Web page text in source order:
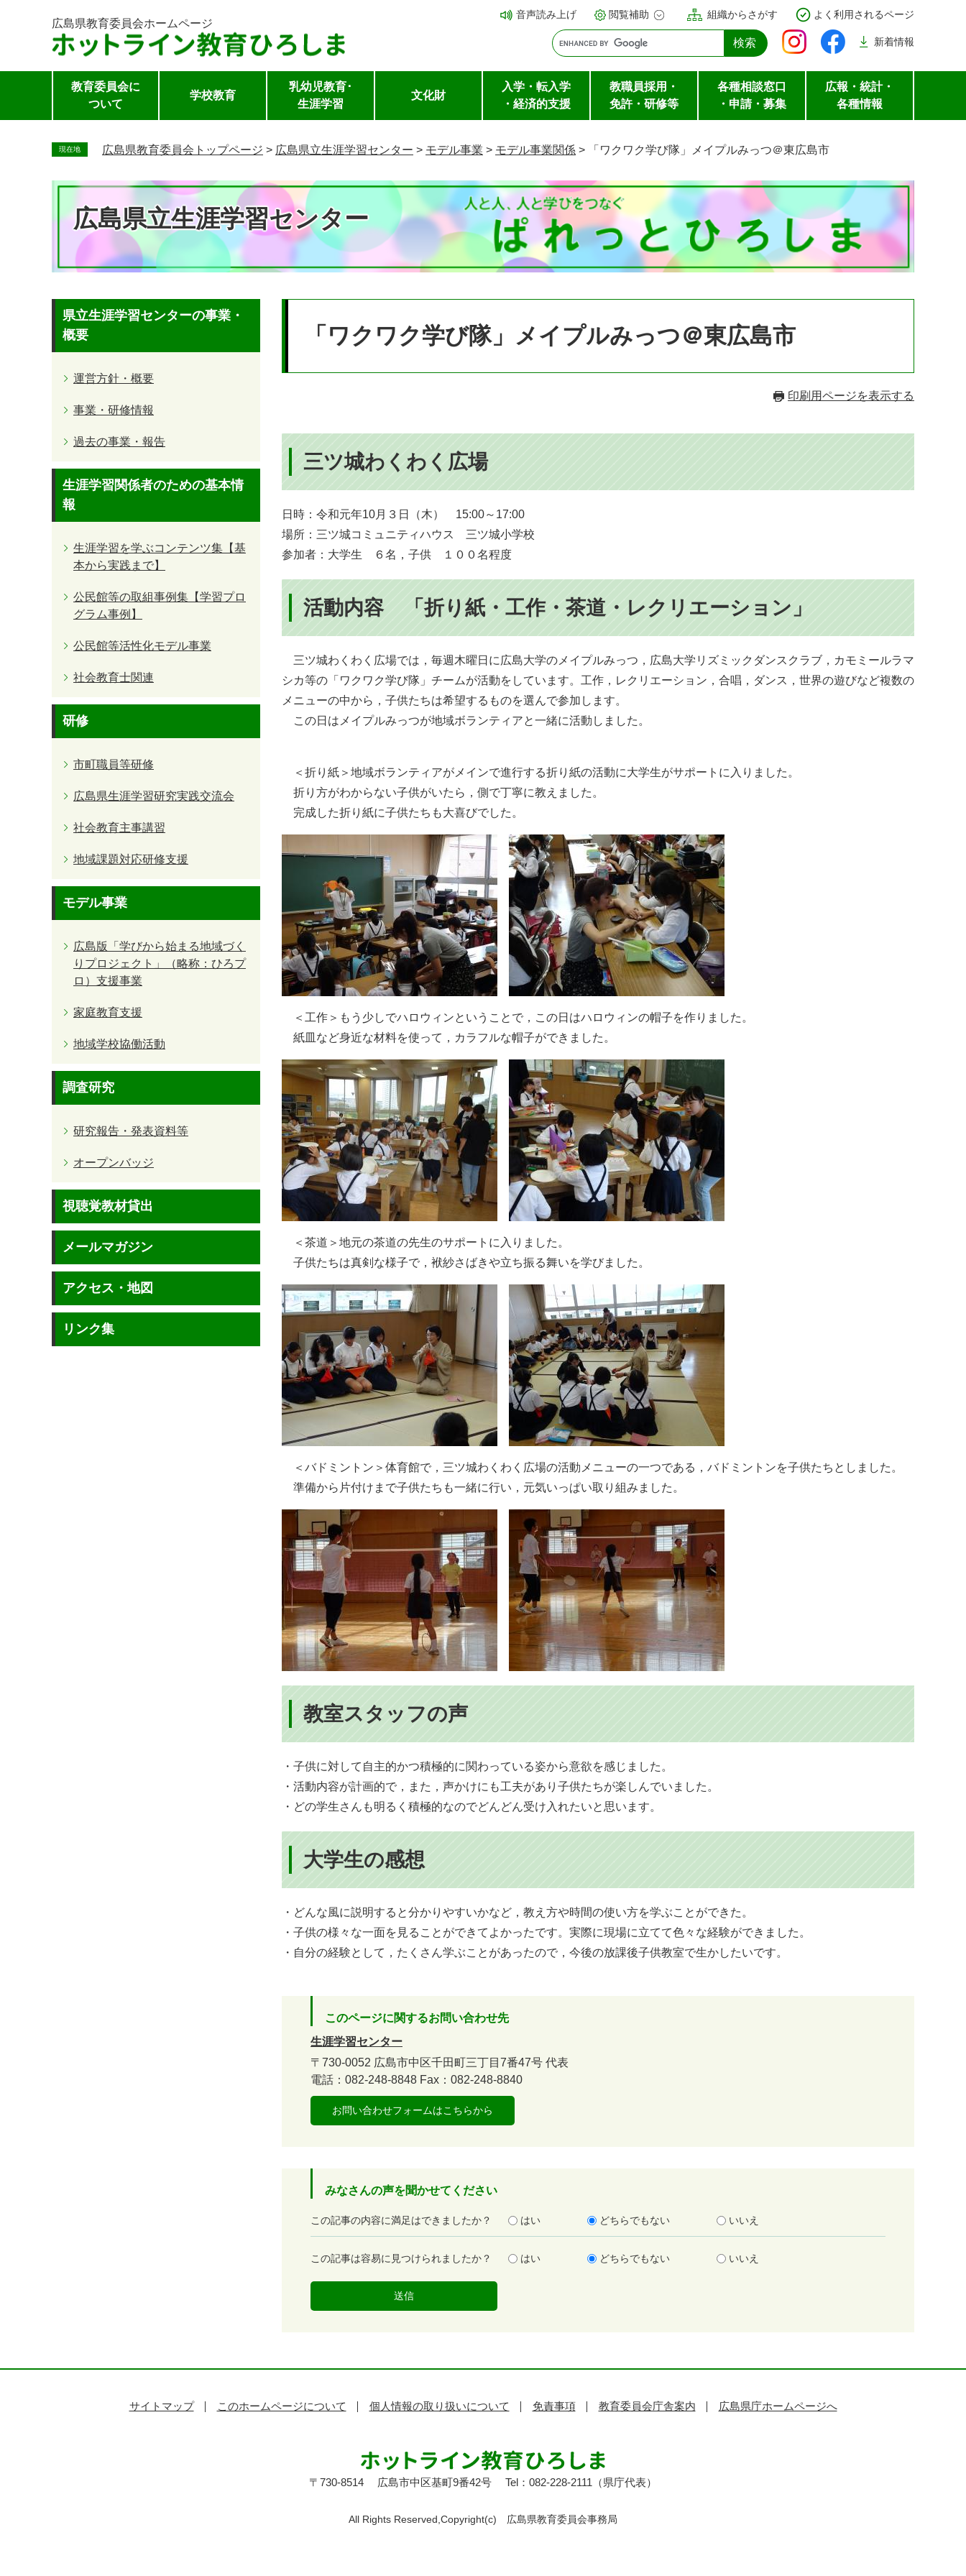
ー
し
広島県教育委員会ホームページ
音声読み上げ 閲覧補助 組織からさがす よく利用されるページ
新着情報
教育委員会に
ついて
学校教育
乳幼児教育･
生涯学習
文化財
入学・転入学
・経済的支援
教職員採用・
免許・研修等
各種相談窓口
・申請・募集
広報・統計・
各種情報
現在地 広島県教育委員会トップページ > 広島県立生涯学習センター > モデル事業 > モデル事業関係 > 「ワクワク学び隊」メイプルみっつ＠東広島市
広島県立生涯学習センター
「ワクワク学び隊」メイプルみっつ＠東広島市
印刷用ページを表示する
三ツ城わくわく広場
日時：令和元年10月３日（木） 15:00～17:00
場所：三ツ城コミュニティハウス 三ツ城小学校
参加者：大学生 ６名，子供 １００名程度
活動内容 「折り紙・工作・茶道・レクリエーション」
三ツ城わくわく広場では，毎週木曜日に広島大学のメイプルみっつ，広島大学リズミックダンスクラブ，カモミールラマ
シカ等の「ワクワク学び隊」チームが活動をしています。工作，レクリエーション，合唱，ダンス，世界の遊びなど複数の
メニューの中から，子供たちは希望するものを選んで参加します。
この日はメイプルみっつが地域ボランティアと一緒に活動しました。
＜折り紙＞地域ボランティアがメインで進行する折り紙の活動に大学生がサポートに入りました。
折り方がわからない子供がいたら，側で丁寧に教えました。
完成した折り紙に子供たちも大喜びでした。
＜工作＞もう少しでハロウィンということで，この日はハロウィンの帽子を作りました。
紙皿など身近な材料を使って，カラフルな帽子ができました。
＜茶道＞地元の茶道の先生のサポートに入りました。
子供たちは真剣な様子で，袱紗さばきや立ち振る舞いを学びました。
＜バドミントン＞体育館で，三ツ城わくわく広場の活動メニューの一つである，バドミントンを子供たちとしました。
準備から片付けまで子供たちも一緒に行い，元気いっぱい取り組みました。
教室スタッフの声
・子供に対して自主的かつ積極的に関わっている姿から意欲を感じました。
・活動内容が計画的で，また，声かけにも工夫があり子供たちが楽しんでいました。
・どの学生さんも明るく積極的なのでどんどん受け入れたいと思います。
大学生の感想
・どんな風に説明すると分かりやすいかなど，教え方や時間の使い方を学ぶことができた。
・子供の様々な一面を見ることができてよかったです。実際に現場に立てて色々な経験ができました。
・自分の経験として，たくさん学ぶことがあったので，今後の放課後子供教室で生かしたいです。
このページに関するお問い合わせ先
生涯学習センター
〒730-0052 広島市中区千田町三丁目7番47号 代表
電話：082-248-8848 Fax：082-248-8840
お問い合わせフォームはこちらから
みなさんの声を聞かせてください
満
足
この記事の内容に満足はできましたか？ はい どちらでもない いいえ
容
この記事は容易に見つけられましたか？ はい どちらでもない いいえ
県立生涯学習センターの事業・
概要
運営方針・概要
事業・研修情報
過去の事業・報告
生涯学習関係者のための基本情
報
生涯学習を学ぶコンテンツ集【基
本から実践まで】
公民館等の取組事例集【学習プロ
グラム事例】
公民館等活性化モデル事業
社会教育士関連
研修
市町職員等研修
広島県生涯学習研究実践交流会
社会教育主事講習
地域課題対応研修支援
モデル事業
広島版「学びから始まる地域づく
りプロジェクト」（略称：ひろプ
ロ）支援事業
家庭教育支援
地域学校協働活動
調査研究
研究報告・発表資料等
オープンバッジ
視聴覚教材貸出
メールマガジン
アクセス・地図
リンク集
サイトマップ このホームページについて 個人情報の取り扱いについて 免責事項 教育委員会庁舎案内 広島県庁ホームページへ
〒730-8514 広島市中区基町9番42号 Tel：082-228-2111（県庁代表）
All Rights Reserved,Copyright(c) 広島県教育委員会事務局